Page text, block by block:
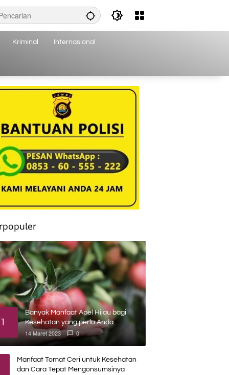
Kriminal Internasional
1
Banyak Manfaat Apel Hijau bagi
Kesehatan yang perlu Anda
ketahui
14 Maret 2023 0
Manfaat Tomat Ceri untuk Kesehatan
dan Cara Tepat Mengonsumsinya